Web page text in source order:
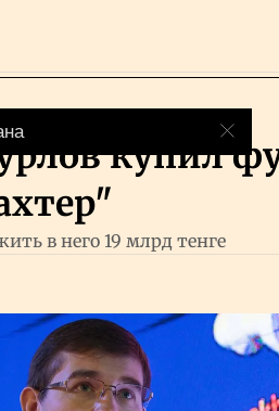
купил
в него 19 млрд тенге